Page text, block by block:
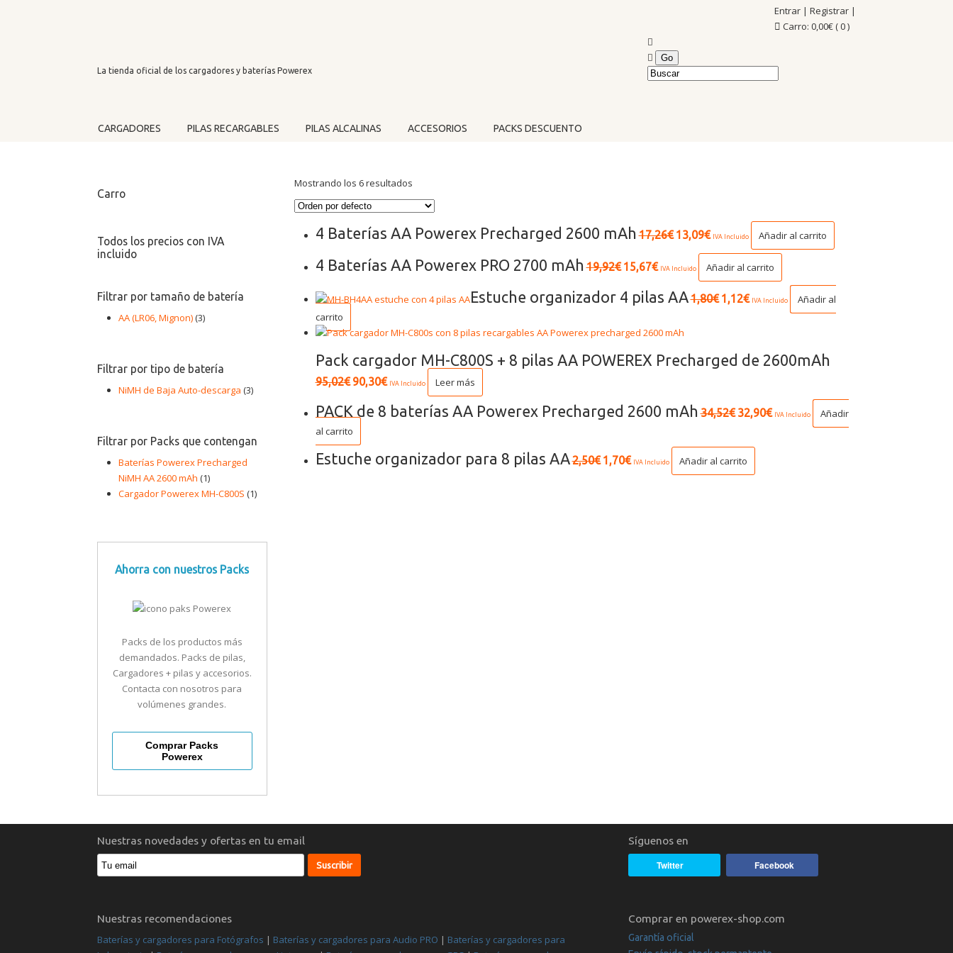
La tienda oficial de los cargadores y baterías Powerex
Entrar | Registrar |
Carro: 0,00€( 0 )
CARGADORES PILAS RECARGABLES PILAS ALCALINAS ACCESORIOS PACKS DESCUENTO
Mostrando los 6 resultados
4 Baterías AA Powerex Precharged 2600 mAh 17,26€ 13,09€ IVA Incluido Añadir al carrito
4 Baterías AA Powerex PRO 2700 mAh 19,92€ 15,67€ IVA Incluido Añadir al carrito
Estuche organizador 4 pilas AA1,80€ 1,12€ IVA Incluido
Añadir al
carrito
Pack cargador MH-C800S + 8 pilas AA POWEREX Precharged de 2600mAh
95,02€ 90,30€ IVA Incluido Leer más
PACK de 8 baterías AA Powerex Precharged 2600 mAh 34,52€ 32,90€ IVA Incluido
Añadir
al carrito
Estuche organizador para 8 pilas AA2,50€ 1,70€ IVA Incluido Añadir al carrito
Carro
Todos los precios con IVA
incluido
Filtrar por tamaño de batería
AA (LR06, Mignon)(3)
Filtrar por tipo de batería
NiMH de Baja Auto-descarga (3)
Filtrar por Packs que contengan
Baterías Powerex Precharged
NiMH AA 2600 mAh (1)
Cargador Powerex MH-C800S (1)
Ahorra con nuestros Packs
Packs de los productos más
demandados. Packs de pilas,
Cargadores + pilas y accesorios.
Contacta con nosotros para
volúmenes grandes.
Comprar Packs
Powerex
Nuestras novedades y ofertas en tu email
Síguenos en
Twitter
Facebook
Nuestras recomendaciones
Baterías y cargadores para Fotógrafos | Baterías y cargadores para Audio PRO | Baterías y cargadores para
Comprar en powerex-shop.com
Garantía oficial